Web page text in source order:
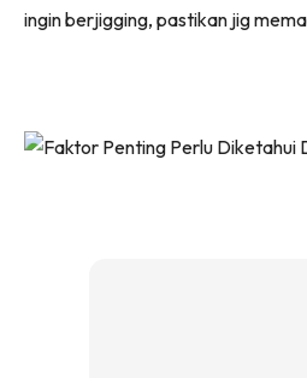
ingin berjigging, pastikan jig